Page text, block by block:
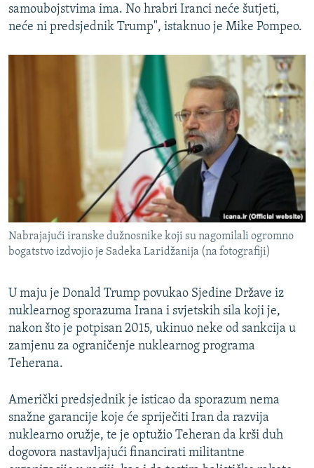
samoubojstvima ima. No hrabri Iranci neće šutjeti,
neće ni predsjednik Trump", istaknuo je Mike Pompeo.
Nabrajajući iranske dužnosnike koji su nagomilali ogromno
bogatstvo izdvojio je Sadeka Laridžanija (na fotografiji)
U maju je Donald Trump povukao Sjedine Države iz
nuklearnog sporazuma Irana i svjetskih sila koji je,
nakon što je potpisan 2015, ukinuo neke od sankcija u
zamjenu za ograničenje nuklearnog programa
Teherana.
Američki predsjednik je isticao da sporazum nema
snažne garancije koje će spriječiti Iran da razvija
nuklearno oružje, te je optužio Teheran da krši duh
dogovora nastavljajući financirati militantne